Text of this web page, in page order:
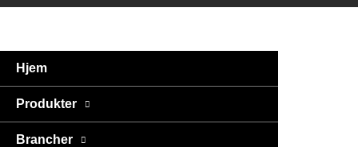
Hjem
Produkter
Brancher